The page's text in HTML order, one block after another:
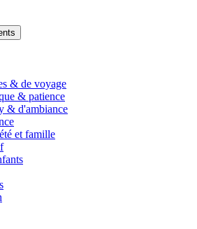
& de voyage
& patience
& d'ambiance
et famille